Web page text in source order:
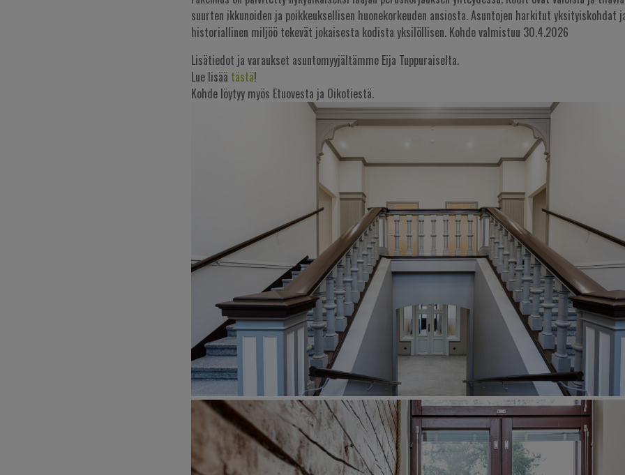
suurten ikkunoiden ja poikkeuksellisen huonekorkeuden ansiosta. Asuntojen harkitut yksityiskohdat
historiallinen miljöö tekevät jokaisesta kodista yksilöllisen. Kohde valmistuu 30.4.2026
Lisätiedot ja varaukset asuntomyyjältämme Eija Tuppuraiselta.
Lue lisää tästä!
Kohde löytyy myös Etuovesta ja Oikotiestä.